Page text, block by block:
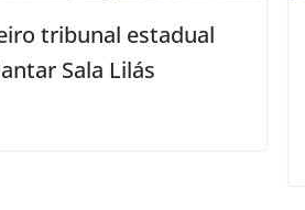
Bessa Gril é interditado
durante fiscalização do